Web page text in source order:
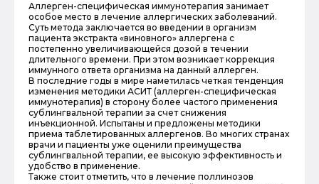
Аллерген-специфическая иммунотерапия занимает
особое место в лечение аллергических заболеваний.
Суть метода заключается во введении в организм
пациента экстракта «виновного» аллергена с
постепенно увеличивающейся дозой в течении
длительного времени. При этом возникает коррекция
иммунного ответа организма на данный аллерген.
В последние годы в мире наметилась четкая тенденция
изменения методики АСИТ (аллерген-специфическая
иммунотерапия) в сторону более частого применения
сублингвальной терапии за счет снижения
инъекционной. Испытаны и предложены методики
приема таблетированных аллергенов. Во многих странах
врачи и пациенты уже оценили преимущества
сублингвальной терапии, ее высокую эффективность и
удобство в применение.
Также стоит отметить, что в лечение поллинозов